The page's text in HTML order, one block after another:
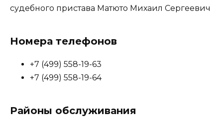
судебного пристава Матюто Михаил Сергеевич
Номера телефонов
+7 (499) 558-19-63
+7 (499) 558-19-64
Районы обслуживания